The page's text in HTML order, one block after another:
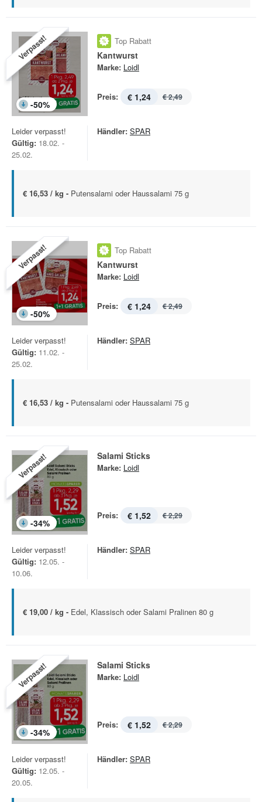
Verpasst!
-50%
Top Rabatt
Kantwurst
Marke: Loidl
Preis: € 1,24 € 2,49
Leider verpasst!
Gültig: 18.02. -
25.02.
Händler: SPAR
€ 16,53 / kg - Putensalami oder Haussalami 75 g
Verpasst!
-50%
Top Rabatt
Kantwurst
Marke: Loidl
Preis: € 1,24 € 2,49
Leider verpasst!
Gültig: 11.02. -
25.02.
Händler: SPAR
€ 16,53 / kg - Putensalami oder Haussalami 75 g
Verpasst!
-34%
Salami Sticks
Marke: Loidl
Preis: € 1,52 € 2,29
Leider verpasst!
Gültig: 12.05. -
10.06.
Händler: SPAR
€ 19,00 / kg - Edel, Klassisch oder Salami Pralinen 80 g
Verpasst!
-34%
Salami Sticks
Marke: Loidl
Preis: € 1,52 € 2,29
Leider verpasst!
Gültig: 12.05. -
20.05.
Händler: SPAR